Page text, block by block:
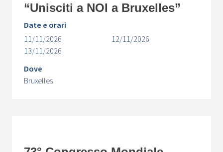
“Unisciti a NOI a Bruxelles”
Date e orari
11/11/2026
12/11/2026
13/11/2026
Dove
Bruxelles